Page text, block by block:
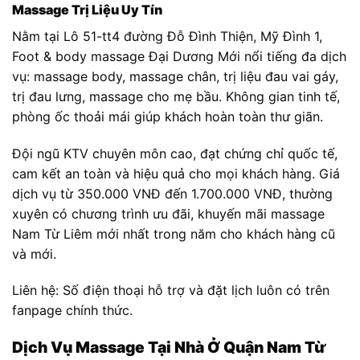
Massage Trị Liệu Uy Tín
Nằm tại Lô 51-tt4 đường Đỗ Đình Thiện, Mỹ Đình 1,
Foot & body massage Đại Dương Mới nổi tiếng đa dịch
vụ: massage body, massage chân, trị liệu đau vai gáy,
trị đau lưng, massage cho mẹ bầu. Không gian tinh tế,
phòng ốc thoải mái giúp khách hoàn toàn thư giãn.
Đội ngũ KTV chuyên môn cao, đạt chứng chỉ quốc tế,
cam kết an toàn và hiệu quả cho mọi khách hàng. Giá
dịch vụ từ 350.000 VNĐ đến 1.700.000 VNĐ, thường
xuyên có chương trình ưu đãi, khuyến mãi massage
Nam Từ Liêm mới nhất trong năm cho khách hàng cũ
và mới.
Liên hệ: Số điện thoại hỗ trợ và đặt lịch luôn có trên
fanpage chính thức.
Dịch Vụ Massage Tại Nhà Ở Quận Nam Từ